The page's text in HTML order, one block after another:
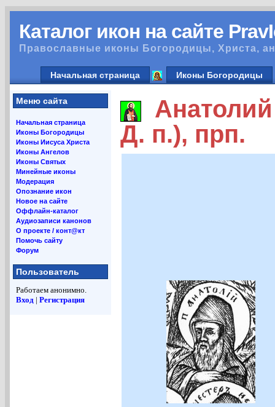
Каталог икон на сайте
Православные иконы Богородицы, Христа,
Начальная страница Иконы Богородицы
Меню сайта
Начальная страница
Иконы Богородицы
Иконы Иисуса Христа
Иконы Ангелов
Иконы Святых
Минейные иконы
Модерация
Опознание икон
Новое на сайте
Оффлайн-каталог
Аудиозаписи канонов
О проекте / конт@кт
Помочь сайту
Форум
Пользователь
Работаем анонимно.
Вход | Регистрация
Д. п.), прп.